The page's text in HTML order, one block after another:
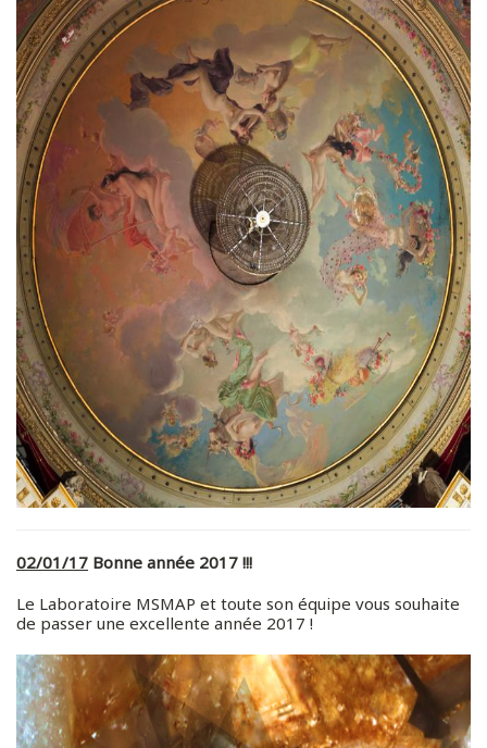
02/01/17 Bonne année 2017 !!!
Le Laboratoire MSMAP et toute son équipe vous souhaite
de passer une excellente année 2017 !